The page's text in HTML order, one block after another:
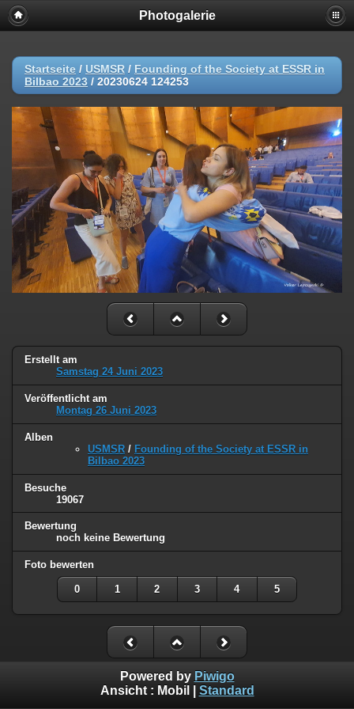
Photogalerie
Startseite / USMSR / Founding of the Society at ESSR in
Bilbao 2023 / 20230624 124253
Erstellt am
Samstag 24 Juni 2023
Veröffentlicht am
Montag 26 Juni 2023
Alben
USMSR / Founding of the Society at ESSR in
Bilbao 2023
Besuche
19067
Bewertung
noch keine Bewertung
Foto bewerten
0 1 2 3 4 5
Powered by Piwigo
Ansicht : Mobil Standard